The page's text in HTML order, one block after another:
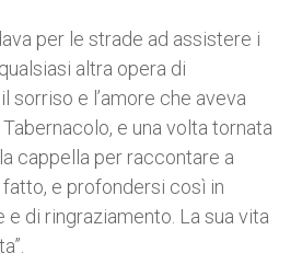
per le strade ad assistere i
altra opera di
sorriso e l’amore che aveva
e una volta tornata
cappella per raccontare a
e profondersi così in
e di ringraziamento. La sua vita